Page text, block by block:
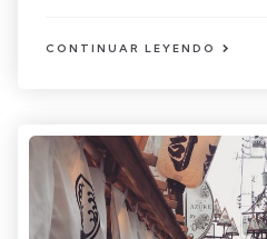
CONTINUAR LEYENDO